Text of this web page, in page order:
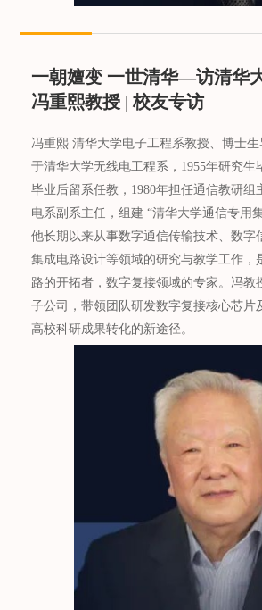
一朝嬗变 一世清华—访清华
冯重熙教授 | 校友专访
冯重熙 清华大学电子工程系教授、博士
于清华大学无线电工程系，1955年研究生
毕业后留系任教，1980年担任通信教研组
电系副系主任，组建 “清华大学通信专用
他长期以来从事数字通信传输技术、数字
集成电路设计等领域的研究与教学工作，
路的开拓者，数字复接领域的专家。冯教
子公司，带领团队研发数字复接核心芯片
高校科研成果转化的新途径。